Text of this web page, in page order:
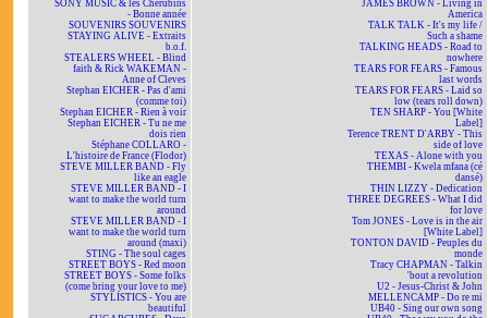
SONY MUSIC & les Chérubins
- Bonne année
SOUVENIRS SOUVENIRS
STAYING ALIVE - Extraits
b.o.f.
STEALERS WHEEL - Blind
faith & Rick WAKEMAN -
Anne of Cleves
Stephan EICHER - Pas d'ami
(comme toi)
Stephan EICHER - Rien à voir
Stephan EICHER - Tu ne me
dois rien
Stéphane COLLARO -
L'histoire de France (Flodor)
STEVE MILLER BAND - Fly
like an eagle
STEVE MILLER BAND - I
want to make the world turn
around
STEVE MILLER BAND - I
want to make the world turn
around (maxi)
STING - The soul cages
STREET BOYS - Red moon
STREET BOYS - Some folks
(come bring your love to me)
STYLISTICS - You are
beautiful
JAMES BROWN - Living in
America
TALK TALK - It's my life /
Such a shame
TALKING HEADS - Road to
nowhere
TEARS FOR FEARS - Famous
last words
TEARS FOR FEARS - Laid so
low (tears roll down)
TEN SHARP - You [White
Label]
Terence TRENT D'ARBY - This
side of love
TEXAS - Alone with you
THEMBI - Kwela mfana (cé
dansé)
THIN LIZZY - Dedication
THREE DEGREES - What I did
for love
Tom JONES - Love is in the air
[White Label]
TONTON DAVID - Peuples du
monde
Tracy CHAPMAN - Talkin
'bout a revolution
U2 - Jesus-Christ & John
MELLENCAMP - Do re mi
UB40 - Sing our own song